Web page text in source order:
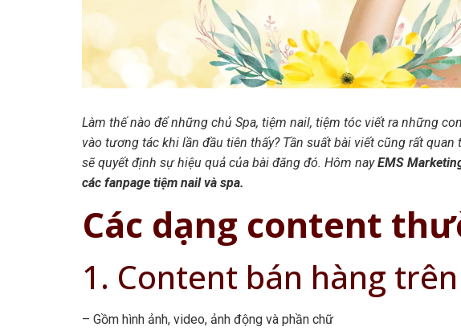
Làm thế nào để những chủ Spa, tiệm nail, tiệm tóc viết ra những
vào tương tác khi lần đầu tiên thấy? Tần suất bài viết cũng rất
sẽ quyết định sự hiệu quả của bài đăng đó. Hôm nayEMS
các fanpage tiệm nail và spa.
Các dạng content
1. Content bán hàng
– Gồm hình ảnh, video, ảnh động và phần chữ